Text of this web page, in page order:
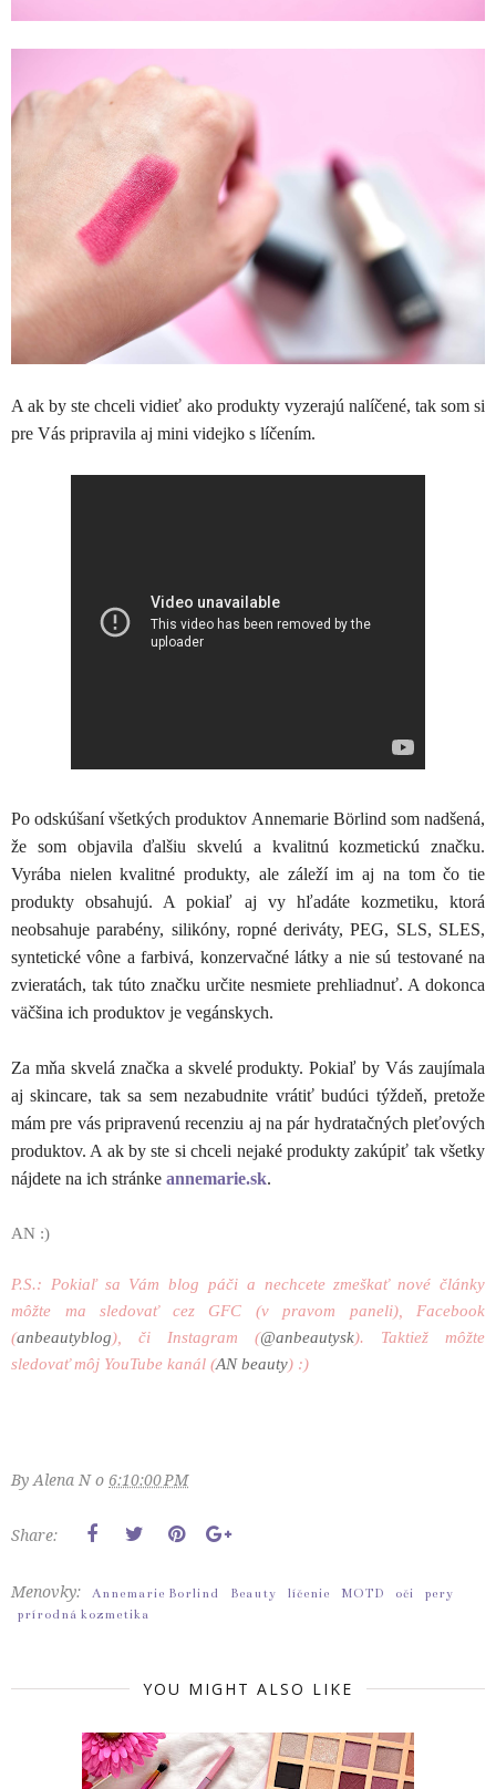
A ak by ste chceli vidieť ako produkty vyzerajú nalíčené, tak som si
pre Vás pripravila aj mini videjko s líčením.
Po odskúšaní všetkých produktov Annemarie Börlind som nadšená,
že som objavila ďalšiu skvelú a kvalitnú kozmetickú značku.
Vyrába nielen kvalitné produkty, ale záleží im aj na tom čo tie
produkty obsahujú. A pokiaľ aj vy hľadáte kozmetiku, ktorá
neobsahuje parabény, silikóny, ropné deriváty, PEG, SLS, SLES,
syntetické vône a farbivá, konzervačné látky a nie sú testované na
zvieratách, tak túto značku určite nesmiete prehliadnuť. A dokonca
väčšina ich produktov je vegánskych.
Za mňa skvelá značka a skvelé produkty. Pokiaľ by Vás zaujímala
aj skincare, tak sa sem nezabudnite vrátiť budúci týždeň, pretože
mám pre vás pripravenú recenziu aj na pár hydratačných pleťových
produktov. A ak by ste si chceli nejaké produkty zakúpiť tak všetky
nájdete na ich stránke annemarie.sk.
AN :)
P.S.: Pokiaľ sa Vám blog páči a nechcete zmeškať nové články
môžte ma sledovať cez GFC (v pravom paneli), Facebook
(anbeautyblog), či Instagram (@anbeautysk). Taktiež môžte
sledovať môj YouTube kanál (AN beauty) :)
ByAlena N o 6:10:00 PM
Share:
Menovky: Annemarie Borlind Beauty líčenie MOTD oči
pery
prírodná kozmetika
YOU MIGHT ALSO LIKE